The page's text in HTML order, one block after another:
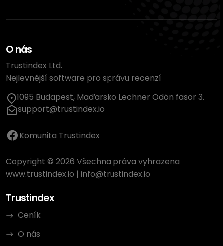
O nás
Trustindex Ltd.
Nejlevnější software pro správu recenzí
1095 Budapest, Maďarsko Lechner Ödön fasor 3.
support@trustindex.io
Komunita Trustindex
Copyright © 2026 Všechna práva vyhrazena
www.trustindex.io | info@trustindex.io
Trustindex
Ceník
O nás